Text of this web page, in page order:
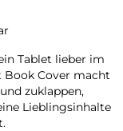
Tablet lieber im
Cover macht
zuklappen,
Lieblingsinhalte